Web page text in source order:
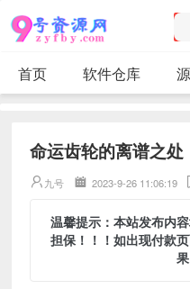
首页 软件仓库
命运齿轮的离谱之处
九号 2023-9-26 11:06:19
温馨提示：本站发布内
担保！！！如出现付款